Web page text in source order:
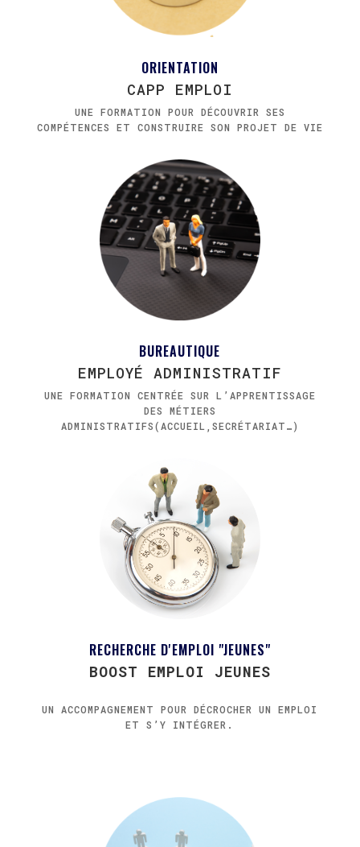
ORIENTATION
CAPP EMPLOI
UNE FORMATION POUR DÉCOUVRIR SES
COMPÉTENCES ET CONSTRUIRE SON PROJET DE VIE
BUREAUTIQUE
EMPLOYÉ ADMINISTRATIF
UNE FORMATION CENTRÉE SUR L’APPRENTISSAGE
DES MÉTIERS
ADMINISTRATIFS(ACCUEIL,SECRÉTARIAT…)
RECHERCHE D'EMPLOI "JEUNES"
BOOST EMPLOI JEUNES
UN ACCOMPAGNEMENT POUR DÉCROCHER UN EMPLOI
ET S’Y INTÉGRER.